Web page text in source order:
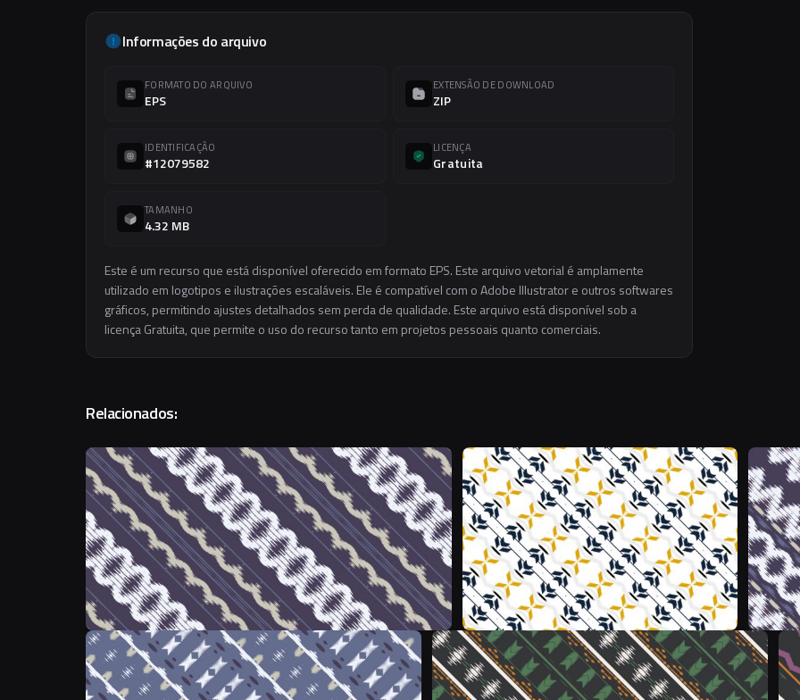
Informações do arquivo
FORMATO DO ARQUIVO
EPS
EXTENSÃO DE DOWNLOAD
ZIP
IDENTIFICAÇÃO
#12079582
LICENÇA
Gratuita
TAMANHO
4.32 MB
Este é um recurso que está disponível oferecido em formato EPS. Este arquivo vetorial é amplamente
utilizado em logotipos e ilustrações escaláveis. Ele é compatível com o Adobe Illustrator e outros softwares
gráficos, permitindo ajustes detalhados sem perda de qualidade. Este arquivo está disponível sob a
licença Gratuita, que permite o uso do recurso tanto em projetos pessoais quanto comerciais.
Relacionados:
& &
&